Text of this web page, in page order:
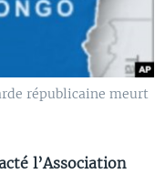
républicaine meurt
l’Association